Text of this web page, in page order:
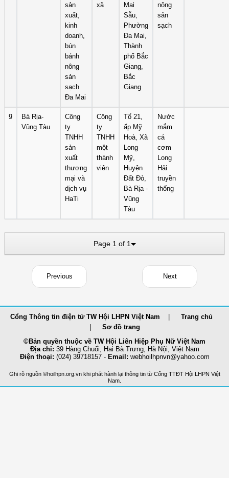
sản
xuất,
kinh
doanh,
bún
bánh
nông
sản
sạch
Đa Mai
xã
Mai
Sẫu,
Phường
Đa Mai,
Thành
phố Bắc
Giang,
Bắc
Giang
nông
sản
sạch
9
Bà Rịa-
Vũng Tàu
Công
ty
TNHH
sản
xuất
thương
mại và
dịch vụ
HaTi
Công
ty
TNHH
một
thành
viên
Tổ 21,
ấp Mỹ
Hoà, Xã
Long
Mỹ,
Huyện
Đất Đỏ,
Bà Rịa -
Vũng
Tàu
Nước
mắm
cá
cơm
Long
Hải
truyền
thống
Page 1 of 1
Previous Next
Cổng Thông tin điện tử TW Hội LHPN Việt Nam
Trang chủ
Sơ đồ trang
©Bản quyền thuộc về TW Hội Liên Hiệp Phụ Nữ Việt Nam
Địa chỉ: 39 Hàng Chuối, Hai Bà Trưng, Hà Nội, Việt Nam
Điện thoại: (024) 39718157 - Email: webhoilhpnvn@yahoo.com
Ghi rõ nguồn ©hoilhpn.org.vn khi phát hành lại thông tin từ Cổng TTÐT Hội LHPN Việt
Nam.